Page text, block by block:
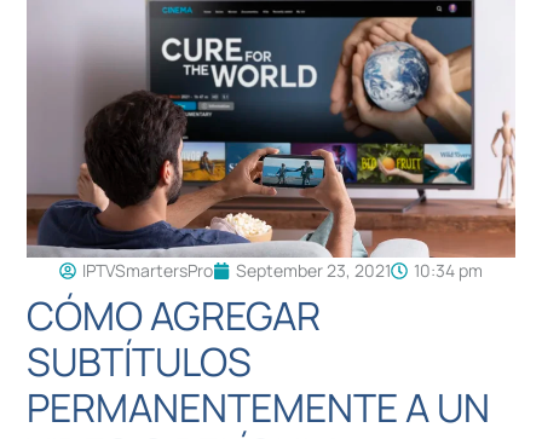
IPTVSmartersPro September 23, 2021 10:34 pm
CÓMO AGREGAR
SUBTÍTULOS
PERMANENTEMENTE A UN